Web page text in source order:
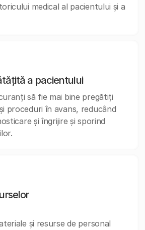
medical al pacientului și a
a pacientului
să fie mai bine pregătiți
proceduri în avans, reducând
și îngrijire și sporind
și resurse de personal